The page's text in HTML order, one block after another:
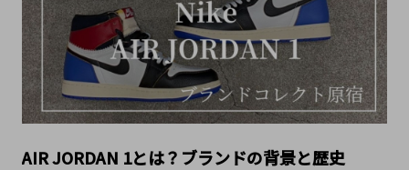
AIR JORDAN 1とは？ブランドの背景と歴史